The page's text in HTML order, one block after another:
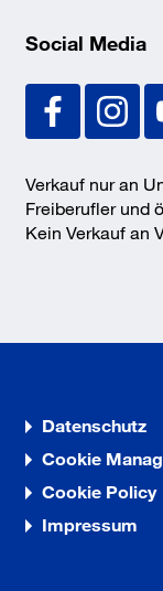
Social Media
Verkauf nur an
Freiberufler und
Kein Verkauf an
Datenschutz
Cookie
Cookie Policy
Impressum